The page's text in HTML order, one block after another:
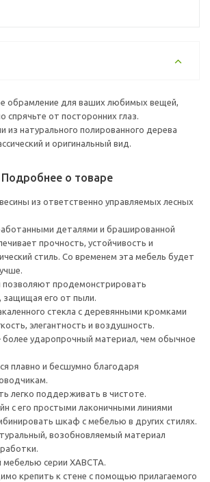
обрамление для ваших любимых вещей,
спрячьте от посторонних глаз.
из натурального полированного дерева
и оригинальный вид.
Подробнее о товаре
из ответственно управляемых лесных
деталями и брашированной
прочность, устойчивость и
стиль. Со временем эта мебель будет
продемонстрировать
его от пыли.
стекла с деревянными кромками
элегантность и воздушность.
более ударопрочный материал, чем обычное
плавно и бесшумно благодаря
легко поддерживать в чистоте.
с его простыми лаконичными линиями
шкаф с мебелью в других стилях.
возобновляемый материал
мебелью серии ХАВСТА.
крепить к стене с помощью прилагаемого